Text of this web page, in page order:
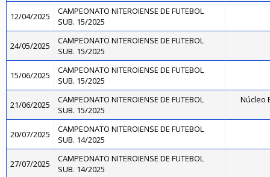
12/04/2025
CAMPEONATO NITEROIENSE DE FUTEBOL
SUB. 15/2025
24/05/2025
CAMPEONATO NITEROIENSE DE FUTEBOL
SUB. 15/2025
15/06/2025
CAMPEONATO NITEROIENSE DE FUTEBOL
SUB. 15/2025
21/06/2025
CAMPEONATO NITEROIENSE DE FUTEBOL
SUB. 15/2025
Núcleo
20/07/2025
CAMPEONATO NITEROIENSE DE FUTEBOL
SUB. 14/2025
27/07/2025
CAMPEONATO NITEROIENSE DE FUTEBOL
SUB. 14/2025